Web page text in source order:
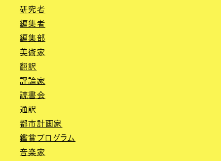
研究者
編集者
編集部
美術家
翻訳
評論家
読書会
通訳
都市計画家
鑑賞プログラム
音楽家